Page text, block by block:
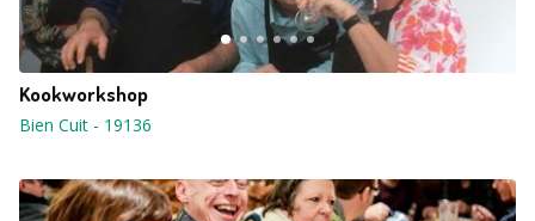
Kookworkshop
Bien Cuit - 19136